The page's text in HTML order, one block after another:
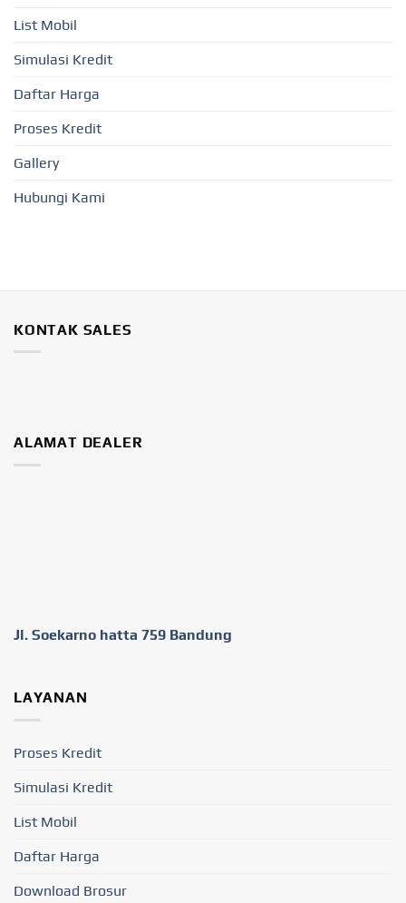
List Mobil
Simulasi Kredit
Daftar Harga
Proses Kredit
Gallery
Hubungi Kami
KONTAK SALES
ALAMAT DEALER
Jl. Soekarno hatta 759 Bandung
LAYANAN
Proses Kredit
Simulasi Kredit
List Mobil
Daftar Harga
Download Brosur